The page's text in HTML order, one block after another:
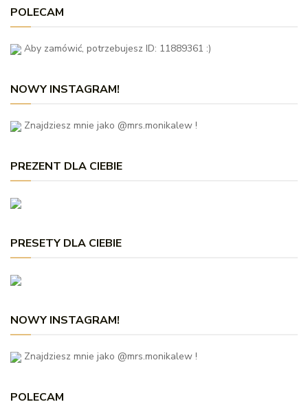
POLECAM
Aby zamówić, potrzebujesz ID: 11889361 :)
NOWY INSTAGRAM!
Znajdziesz mnie jako @mrs.monikalew !
PREZENT DLA CIEBIE
PRESETY DLA CIEBIE
NOWY INSTAGRAM!
Znajdziesz mnie jako @mrs.monikalew !
POLECAM